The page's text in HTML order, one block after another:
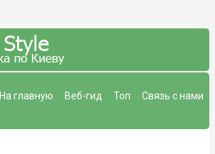
Связь с нами
Топ
Веб-гид
На главную